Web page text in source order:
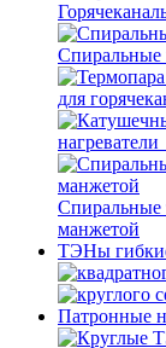
Спиральные
для
Спиральные
манжетой
ТЭНы
Патронные